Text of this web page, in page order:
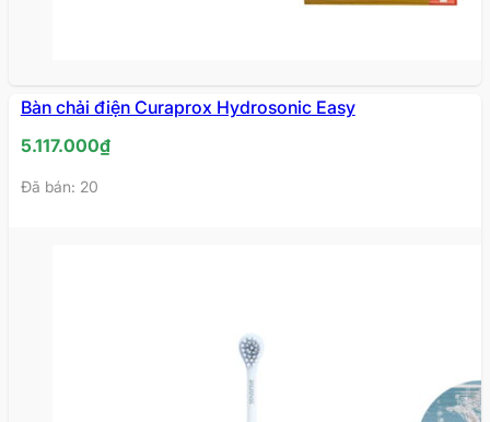
Bàn chải điện Curaprox Hydrosonic Easy
5.117.000₫
Đã bán: 20